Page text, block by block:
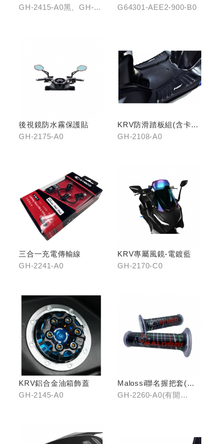
拉桿(黑/銀/鈦)
GH-2415-A0黑、GH-
龍
G64301-AEE2-900-B0
後視鏡防水霧保護貼
GH-2175-A0
KRV防滑踏板組(含卡夢
飾片)
GH-2108-A0
三合一充電傳輸線
GH-2241-A0
KRV專屬風鏡-電鍍藍
GH-2170-C0
KRV鋁合金油箱飾蓋
GH-2145-A0
Malossi聯名握把套(有
開口)/(無開口)
GH-2260-A0(有開